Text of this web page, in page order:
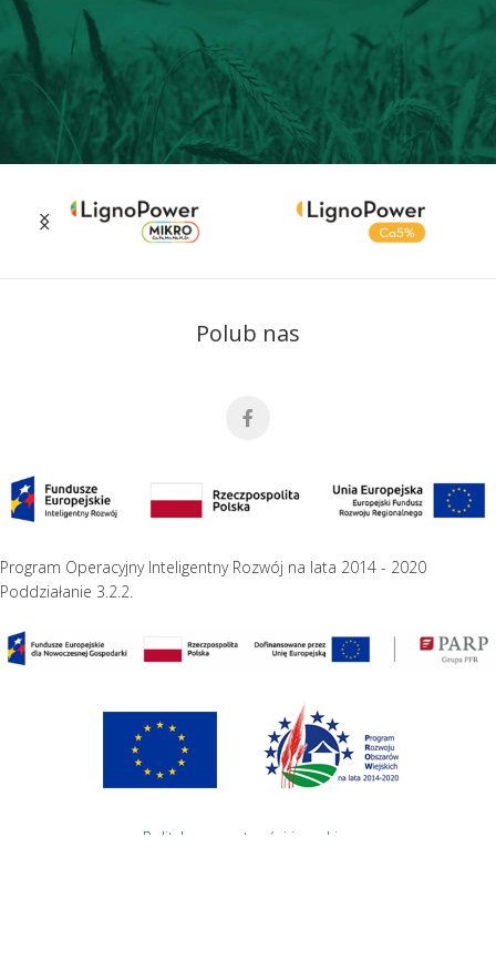
Polub nas
Program Operacyjny Inteligentny Rozwój na lata 2014 - 2020
Poddziałanie 3.2.2.
Polityka prywatności i cookies